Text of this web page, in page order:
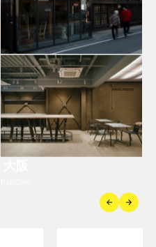
飛騨
Hidakuma／FabCafe
PrevNext